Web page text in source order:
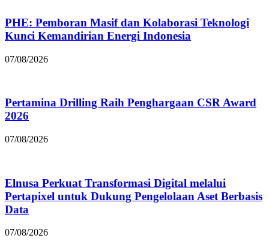
PHE: Pemboran Masif dan Kolaborasi Teknologi
Kunci Kemandirian Energi Indonesia
07/08/2026
Pertamina Drilling Raih Penghargaan CSR Award
2026
07/08/2026
Elnusa Perkuat Transformasi Digital melalui
Pertapixel untuk Dukung Pengelolaan Aset Berbasis
Data
07/08/2026